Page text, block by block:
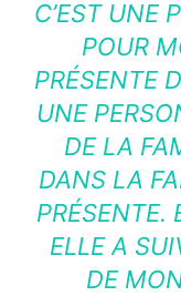
C’EST UNE
POUR
PRÉSENTE
UNE
DE LA
DANS LA
PRÉSENTE.
ELLE A
DE